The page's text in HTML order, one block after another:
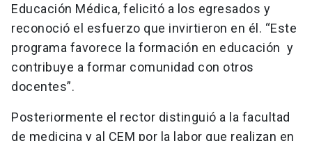
Educación Médica, felicitó a los egresados y
reconoció el esfuerzo que invirtieron en él. “Este
programa favorece la formación en educación y
contribuye a formar comunidad con otros
docentes”.
Posteriormente el rector distinguió a la facultad
de medicina y al CEM por la labor que realizan en